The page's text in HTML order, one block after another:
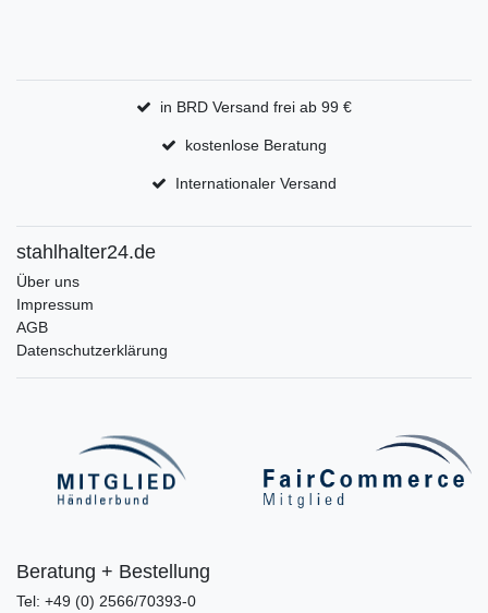
in BRD Versand frei ab 99 €
kostenlose Beratung
Internationaler Versand
stahlhalter24.de
Über uns
Impressum
AGB
Datenschutzerklärung
Beratung + Bestellung
Tel: +49 (0) 2566/70393-0